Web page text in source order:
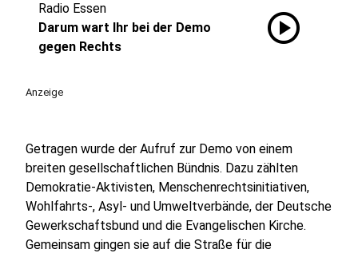
Radio Essen
Darum wart Ihr bei der Demo
gegen Rechts
play_circle
Anzeige
Getragen wurde der Aufruf zur Demo von einem
breiten gesellschaftlichen Bündnis. Dazu zählten
Demokratie-Aktivisten, Menschenrechtsinitiativen,
Wohlfahrts-, Asyl- und Umweltverbände, der Deutsche
Gewerkschaftsbund und die Evangelischen Kirche.
Gemeinsam gingen sie auf die Straße für die